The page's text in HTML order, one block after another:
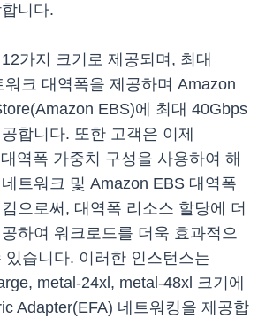
니다.
가지 크기로 제공되며, 최대
워크 대역폭을 제공하며 Amazon
EBS)에 최대 40Gbps
합니다. 또한 고객은 이제
역폭 가중치 구성을 사용하여 해
트워크 및 Amazon EBS 대역폭
으로써, 대역폭 리소스 할당에 더
하여 워크로드를 더욱 효과적으
있습니다. 이러한 인스턴스는
metal-24xl, metal-48xl 크기에
Adapter(EFA) 네트워킹을 제공합